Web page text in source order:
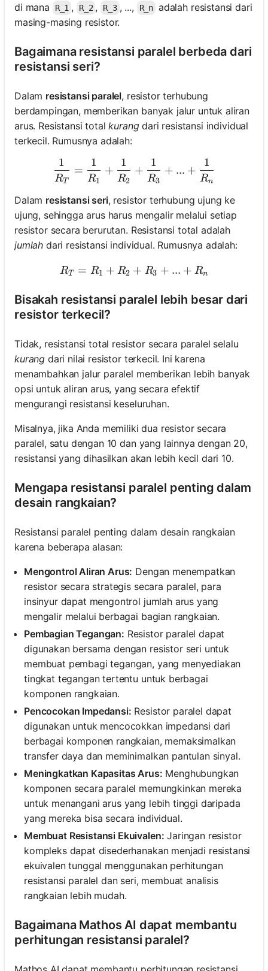
di mana R_1 , R_2 , R_3 , ..., R_n adalah resistansi dari
masing-masing resistor.
Bagaimana resistansi paralel berbeda dari
resistansi seri?
Dalam resistansi paralel, resistor terhubung
berdampingan, memberikan banyak jalur untuk aliran
arus. Resistansi totalkurangdari resistansi individual
terkecil. Rumusnya adalah:
\frac{1}{R_T} =
RT
1
=
R1
1
+
R2
1
+
R3
1
+ ... +
Rn
1
Dalam resistansi seri, resistor terhubung ujung ke
ujung, sehingga arus harus mengalir melalui setiap
resistor secara berurutan. Resistansi total adalah
jumlah dari resistansi individual. Rumusnya adalah:
R_T = R_1 + R_2 + R_3
RT = R1 + R2 + R3 + ... + Rn
Bisakah resistansi paralel lebih besar dari
resistor terkecil?
Tidak, resistansi total resistor secara paralel selalu
kurang dari nilai resistor terkecil. Ini karena
menambahkan jalur paralel memberikan lebih banyak
opsi untuk aliran arus, yang secara efektif
mengurangi resistansi keseluruhan.
Misalnya, jika Anda memiliki dua resistor secara
paralel, satu dengan 10 dan yang lainnya dengan 20,
resistansi yang dihasilkan akan lebih kecil dari 10.
Mengapa resistansi paralel penting dalam
desain rangkaian?
Resistansi paralel penting dalam desain rangkaian
karena beberapa alasan:
Mengontrol Aliran Arus: Dengan menempatkan
resistor secara strategis secara paralel, para
insinyur dapat mengontrol jumlah arus yang
mengalir melalui berbagai bagian rangkaian.
Pembagian Tegangan: Resistor paralel dapat
digunakan bersama dengan resistor seri untuk
membuat pembagi tegangan, yang menyediakan
tingkat tegangan tertentu untuk berbagai
komponen rangkaian.
Pencocokan Impedansi: Resistor paralel dapat
digunakan untuk mencocokkan impedansi dari
berbagai komponen rangkaian, memaksimalkan
transfer daya dan meminimalkan pantulan sinyal.
Meningkatkan Kapasitas Arus: Menghubungkan
komponen secara paralel memungkinkan mereka
untuk menangani arus yang lebih tinggi daripada
yang mereka bisa secara individual.
Membuat Resistansi Ekuivalen: Jaringan resistor
kompleks dapat disederhanakan menjadi resistansi
ekuivalen tunggal menggunakan perhitungan
resistansi paralel dan seri, membuat analisis
rangkaian lebih mudah.
Bagaimana Mathos AI dapat membantu
perhitungan resistansi paralel?